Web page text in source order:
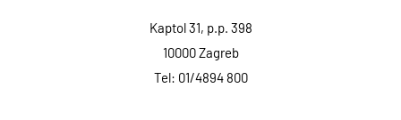
Kaptol 31, p.p. 398
10000 Zagreb
Tel: 01/4894 800